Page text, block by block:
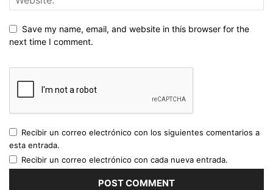
Save my name, email, and website in this browser for the
next time I comment.
Recibir un correo electrónico con los siguientes comentarios a
esta entrada.
Recibir un correo electrónico con cada nueva entrada.